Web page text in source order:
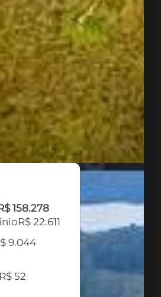
158.278
R$ 22.611
9.044
R$ 52